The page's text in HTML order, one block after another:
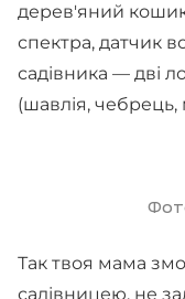
дерев'яний
спектра, датчик
садівника — дві
(шавлія, чебрець,
Так твоя мама
садівницею, не